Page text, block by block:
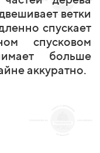
ветки
спускает
спусковом
больше
аккуратно.